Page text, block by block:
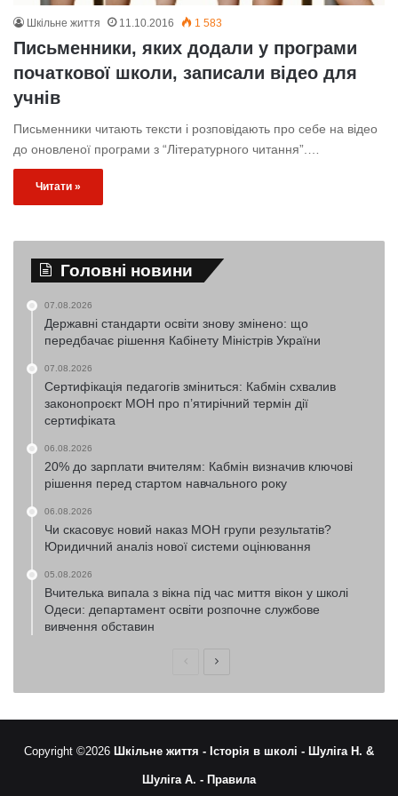
Шкільне життя 11.10.2016 1 583
Письменники, яких додали у програми
початкової школи, записали відео для
учнів
Письменники читають тексти і розповідають про себе на відео
до оновленої програми з “Літературного читання”.…
Читати »
Головні новини
07.08.2026
Державні стандарти освіти знову змінено: що
передбачає рішення Кабінету Міністрів України
07.08.2026
Сертифікація педагогів зміниться: Кабмін схвалив
законопроєкт МОН про п’ятирічний термін дії
сертифіката
06.08.2026
20% до зарплати вчителям: Кабмін визначив ключові
рішення перед стартом навчального року
06.08.2026
Чи скасовує новий наказ МОН групи результатів?
Юридичний аналіз нової системи оцінювання
05.08.2026
Вчителька випала з вікна під час миття вікон у школі
Одеси: департамент освіти розпочне службове
вивчення обставин
ПопередняНаступна
Copyright ©2026 Шкільне життя - Історія в школі - Шуліга Н. &
Шуліга А. - Правила